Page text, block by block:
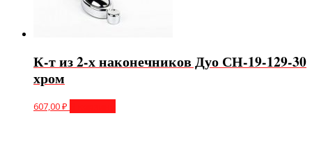
К-т из 2-х наконечников Дуо СН-19-129-30
хром
607,00₽